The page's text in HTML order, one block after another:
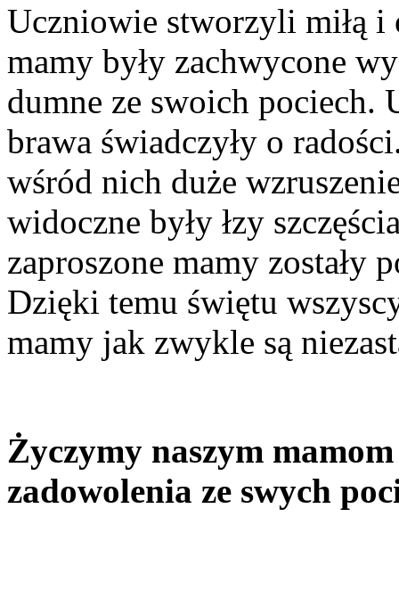
Uczniowie stworzyli miłą i
mamy były zachwycone
dumne ze swoich pociech.
brawa świadczyły o
wśród nich duże
widoczne były łzy
zaproszone mamy zostały
Dzięki temu świętu
mamy jak zwykle są
Życzymy naszym
zadowolenia ze swych